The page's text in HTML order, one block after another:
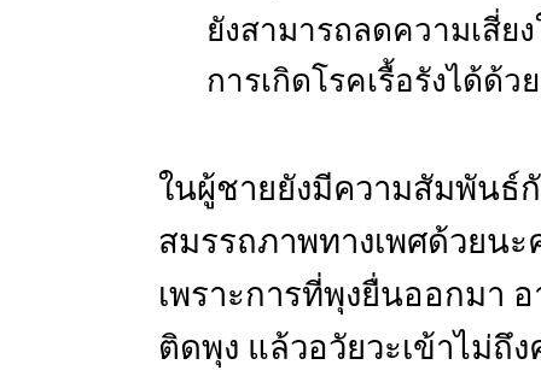
ยังสามารถลดความเสี่ย
การเกิดโรคเรื้อรังได้ด้วย
ในผู้ชายยังมีความสัมพันธ์
สมรรถภาพทางเพศด้วยนะ
เพราะการที่พุงยื่นออกมา
ติดพุง แล้วอวัยวะเข้าไม่ถึ